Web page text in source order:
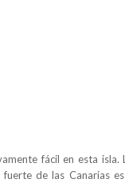
fácil en esta isla.
de las Canarias